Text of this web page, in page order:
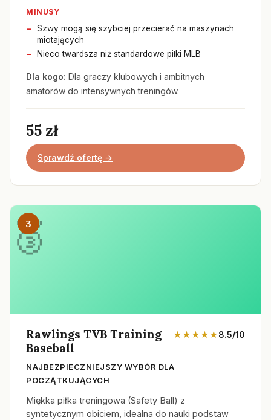
MINUSY
Szwy mogą się szybciej przecierać na maszynach
miotających
Nieco twardsza niż standardowe piłki MLB
Dla kogo: Dla graczy klubowych i ambitnych
amatorów do intensywnych treningów.
55 zł
Sprawdź ofertę →
3
Rawlings TVB Training
Baseball
★★★★★8.5/10
NAJBEZPIECZNIEJSZY WYBÓR DLA
POCZĄTKUJĄCYCH
Miękka piłka treningowa (Safety Ball) z
syntetycznym obiciem, idealna do nauki podstaw